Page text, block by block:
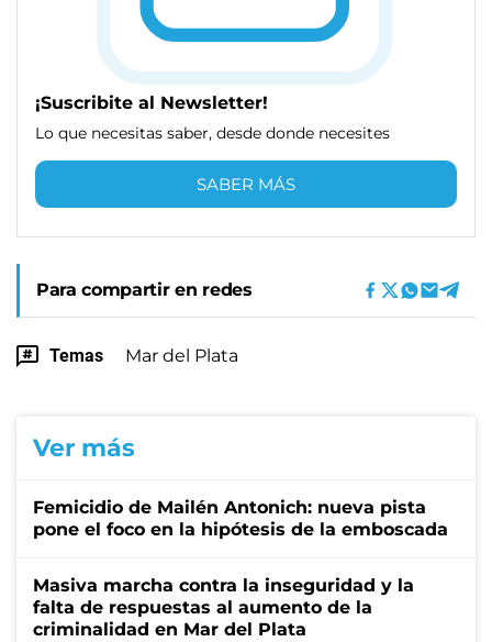
¡Suscribite al Newsletter!
Lo que necesitas saber, desde donde necesites
SABER MÁS
Para compartir en redes
Temas Mar del Plata
Ver más
Femicidio de Mailén Antonich: nueva pista
pone el foco en la hipótesis de la emboscada
Masiva marcha contra la inseguridad y la
falta de respuestas al aumento de la
criminalidad en Mar del Plata